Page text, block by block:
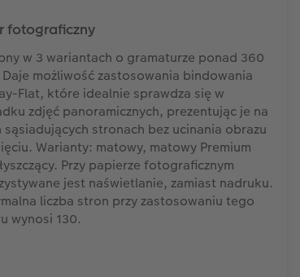
fotograficzny
w 3 wariantach o gramaturze ponad 360
możliwość zastosowania bindowania
Flat, które idealnie sprawdza się w
zdjęć panoramicznych, prezentując je na
sąsiadujących stronach bez ucinania obrazu
Warianty: matowy, matowy Premium
Przy papierze fotograficznym
jest naświetlanie, zamiast nadruku.
liczba stron przy zastosowaniu tego
wynosi 130.